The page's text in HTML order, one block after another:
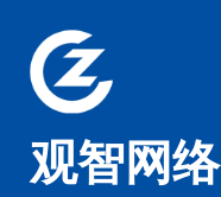
观智网络